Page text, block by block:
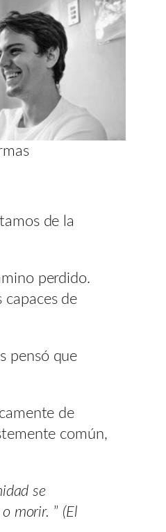
de la
perdido.
capaces de
pensó que
de
común,
se
morir. ” (El